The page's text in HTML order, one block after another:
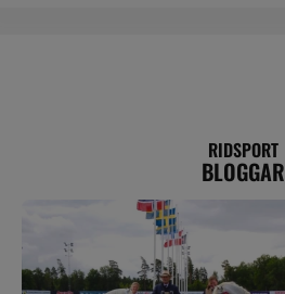
RIDSPORT
BLOGGAR